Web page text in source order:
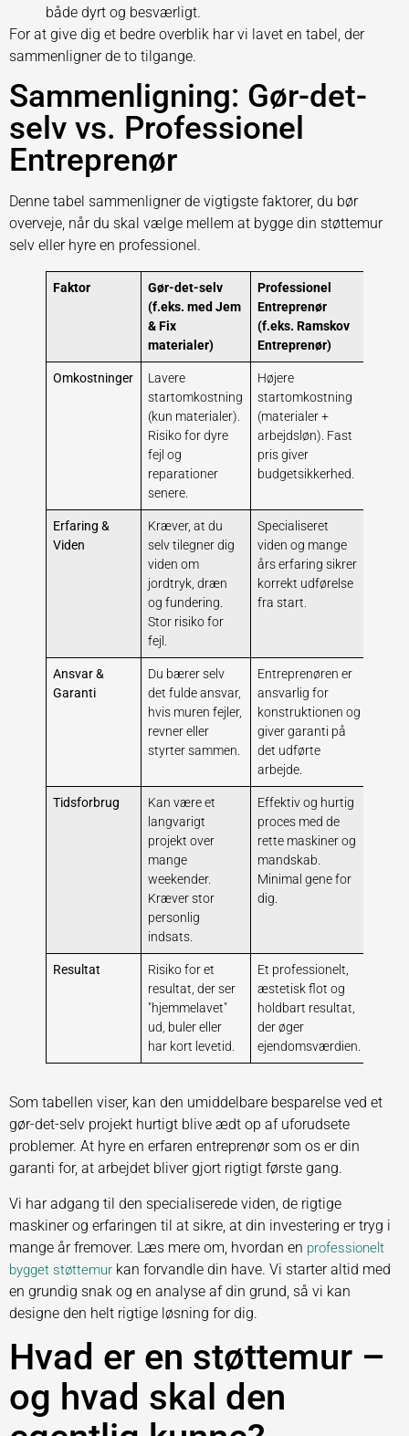
både dyrt og besværligt.
For at give dig et bedre overblik har vi lavet en tabel, der
sammenligner de to tilgange.
Sammenligning: Gør-det-
selv vs. Professionel
Entreprenør
Denne tabel sammenligner de vigtigste faktorer, du bør
overveje, når du skal vælge mellem at bygge din støttemur
selv eller hyre en professionel.
Faktor
Gør-det-selv
(f.eks. med Jem
& Fix
materialer)
Professionel
Entreprenør
(f.eks. Ramskov
Entreprenør)
Omkostninger
Lavere
startomkostning
(kun materialer).
Risiko for dyre
fejl og
reparationer
senere.
Højere
startomkostning
(materialer +
arbejdsløn). Fast
pris giver
budgetsikkerhed.
Erfaring &
Viden
Kræver, at du
selv tilegner dig
viden om
jordtryk, dræn
og fundering.
Stor risiko for
fejl.
Specialiseret
viden og mange
års erfaring sikrer
korrekt udførelse
fra start.
Ansvar &
Garanti
Du bærer selv
det fulde ansvar,
hvis muren fejler,
revner eller
styrter sammen.
Entreprenøren er
ansvarlig for
konstruktionen og
giver garanti på
det udførte
arbejde.
Tidsforbrug
Kan være et
langvarigt
projekt over
mange
weekender.
Kræver stor
personlig
indsats.
Effektiv og hurtig
proces med de
rette maskiner og
mandskab.
Minimal gene for
dig.
Resultat
Risiko for et
resultat, der ser
"hjemmelavet"
ud, buler eller
har kort levetid.
Et professionelt,
æstetisk flot og
holdbart resultat,
der øger
ejendomsværdien.
Som tabellen viser, kan den umiddelbare besparelse ved et
gør-det-selv projekt hurtigt blive ædt op af uforudsete
problemer. At hyre en erfaren entreprenør som os er din
garanti for, at arbejdet bliver gjort rigtigt første gang.
Vi har adgang til den specialiserede viden, de rigtige
maskiner og erfaringen til at sikre, at din investering er tryg i
mange år fremover. Læs mere om, hvordan en professionelt
bygget støttemur kan forvandle din have. Vi starter altid med
en grundig snak og en analyse af din grund, så vi kan
designe den helt rigtige løsning for dig.
Hvad er en støttemur –
og hvad skal den